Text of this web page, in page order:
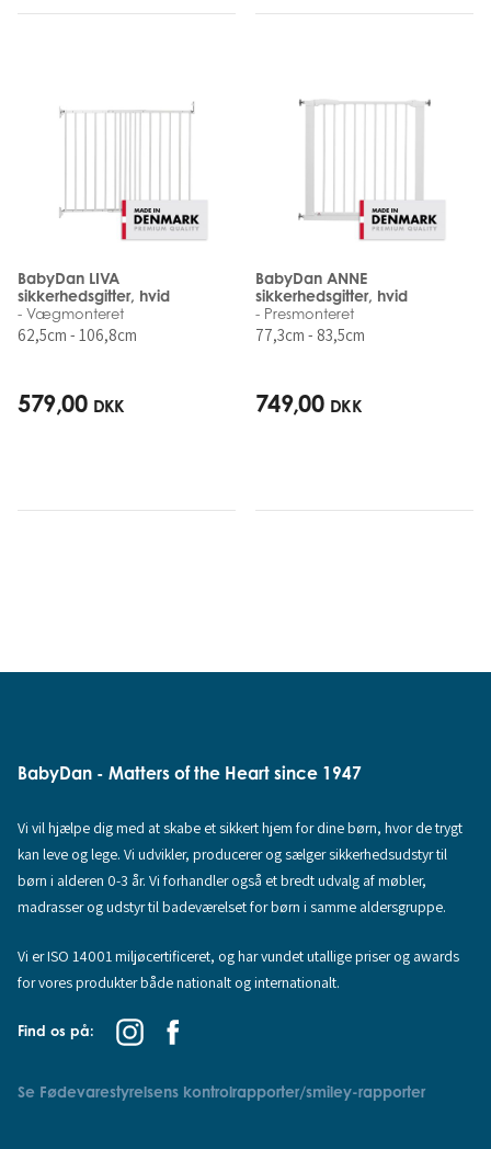
BabyDan LIVA
sikkerhedsgitter, hvid
- Vægmonteret
62,5cm - 106,8cm
579,00 DKK
BabyDan ANNE
sikkerhedsgitter, hvid
- Presmonteret
77,3cm - 83,5cm
749,00 DKK
BabyDan - Matters of the Heart since 1947
Vi vil hjælpe dig med at skabe et sikkert hjem for dine børn, hvor de trygt
kan leve og lege. Vi udvikler, producerer og sælger sikkerhedsudstyr til
børn i alderen 0-3 år. Vi forhandler også et bredt udvalg af møbler,
madrasser og udstyr til badeværelset for børn i samme aldersgruppe.
Vi er ISO 14001 miljøcertificeret, og har vundet utallige priser og awards
for vores produkter både nationalt og internationalt.
Find os på:
Se Fødevarestyrelsens kontrolrapporter/smiley-rapporter